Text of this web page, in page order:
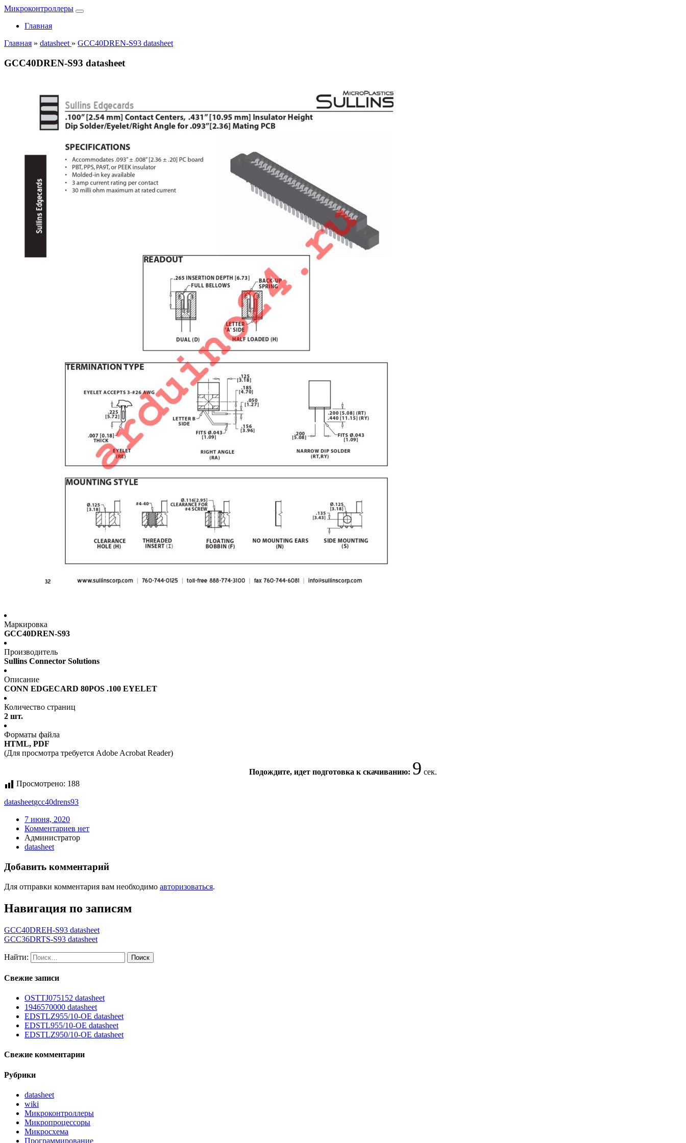
Микроконтроллеры
Главная
Главная » datasheet » GCC40DREN-S93 datasheet
GCC40DREN-S93 datasheet
Маркировка
GCC40DREN-S93
Производитель
Sullins Connector Solutions
Описание
CONN EDGECARD 80POS .100 EYELET
Количество страниц
2 шт.
Форматы файла
HTML, PDF
(Для просмотра требуется Adobe Acrobat Reader)
Подождите, идет подготовка к скачиванию: 8 сек.
Просмотрено: 188
datasheetgcc40drens93
7 июня, 2020
Комментариев нет
Администратор
datasheet
Добавить комментарий
Для отправки комментария вам необходимо авторизоваться.
Навигация по записям
GCC40DREH-S93 datasheet
GCC36DRTS-S93 datasheet
Найти:
Свежие записи
OSTTJ075152 datasheet
1946570000 datasheet
EDSTLZ955/10-OE datasheet
EDSTL955/10-OE datasheet
EDSTLZ950/10-OE datasheet
Свежие комментарии
Рубрики
datasheet
wiki
Микроконтроллеры
Микропроцессоры
Микросхема
Программирование